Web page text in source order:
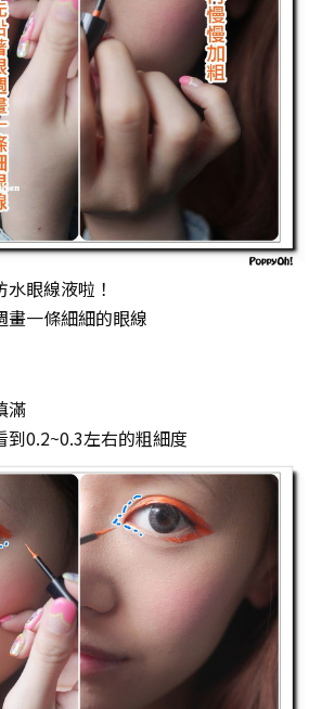
眼線液啦！
畫一條細細的眼線
滿
到0.2~0.3左右的粗細度